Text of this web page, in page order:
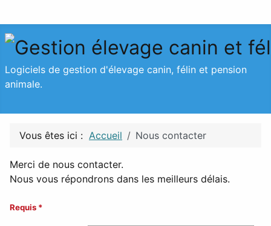
Logiciels de gestion d'élevage canin, félin et pension
animale.
Vous êtes ici : Accueil Nous contacter
Merci de nous contacter.
Nous vous répondrons dans les meilleurs délais.
Requis *